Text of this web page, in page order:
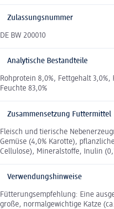
Zulassungsnummer
DE BW 200010
Analytische Bestandteile
Rohprotein 8,0%, Fettgehalt 3,0%,
Feuchte 83,0%
Zusammensetzung Futtermittel
Fleisch und tierische
Gemüse (4,0% Karotte),
Cellulose), Mineralstoffe, Inulin
Verwendungshinweise
Fütterungsempfehlung: Eine
große, normalgewichtige Katze